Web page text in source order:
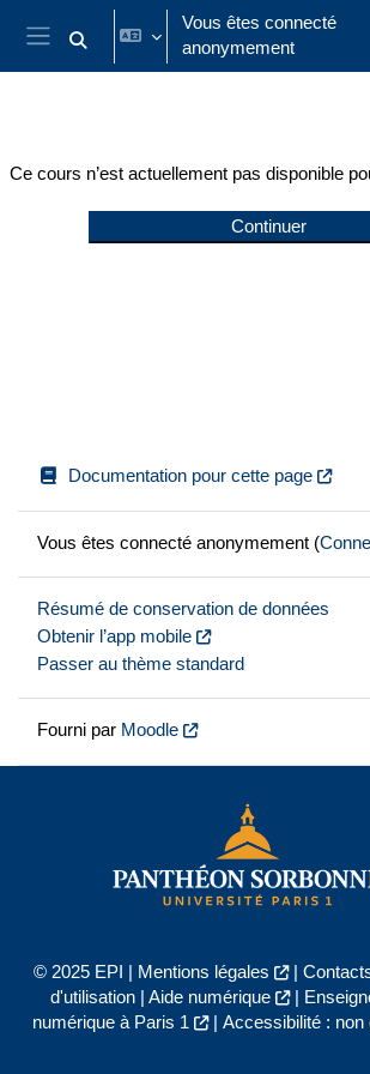
Passer au contenu principal
Panneau latéral
Activer/désactiver la saisie de
Vous êtes connecté
anonymement
Ce cours n’est actuellement pas disponible
Continuer
Documentation pour cette page
Vous êtes connecté anonymement (
Résumé de conservation de données
Obtenir l’app mobile
Passer au thème standard
Fourni par Moodle
© 2025 EPI | Mentions légales |
d'utilisation| Aide numérique |
numérique à Paris 1
| Accessibilité : non